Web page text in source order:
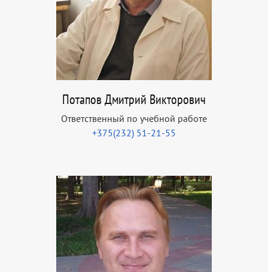
Потапов Дмитрий Викторович
Ответственный по учебной работе
+375(232) 51-21-55